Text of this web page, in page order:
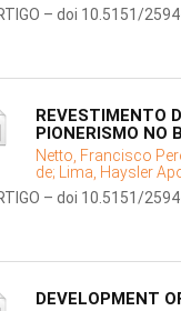
– doi 10.5151/
REVESTIMENTO
PIONERISMO NO
Netto, Francisco
de; Lima, Haysler
– doi 10.5151/
DEVELOPMENT